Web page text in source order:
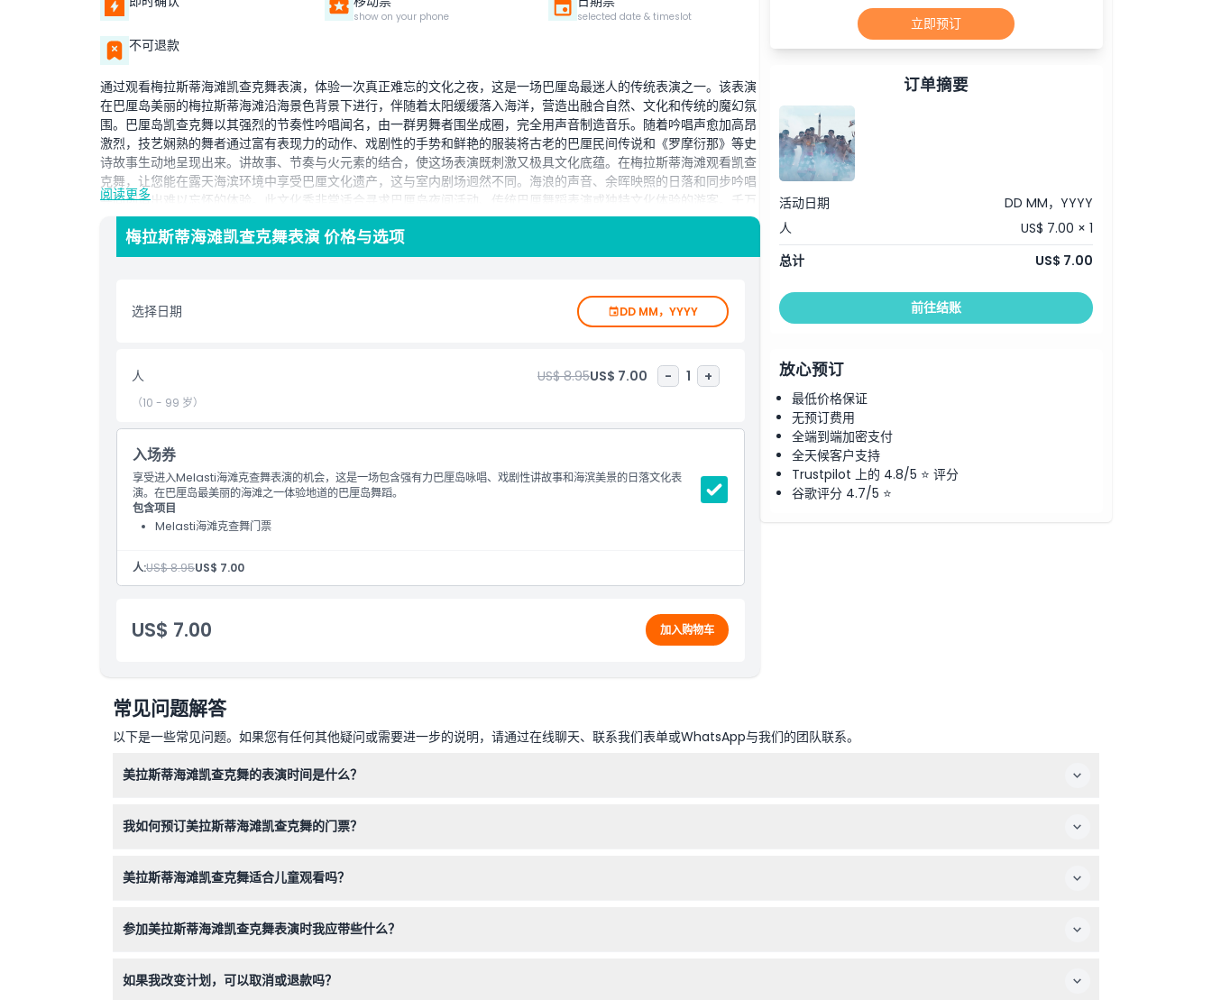
show on your phone selected date & timeslot
不可退款
通过观看梅拉斯蒂海滩凯查克舞表演，体验一次真正难忘的文化之夜，这是一场巴厘岛最迷人的传统表演之一。该表演
在巴厘岛美丽的梅拉斯蒂海滩沿海景色背景下进行，伴随着太阳缓缓落入海洋，营造出融合自然、文化和传统的魔幻氛
围。巴厘岛凯查克舞以其强烈的节奏性吟唱闻名，由一群男舞者围坐成圈，完全用声音制造音乐。随着吟唱声愈加高昂
激烈，技艺娴熟的舞者通过富有表现力的动作、戏剧性的手势和鲜艳的服装将古老的巴厘民间传说和《罗摩衍那》等史
诗故事生动地呈现出来。讲故事、节奏与火元素的结合，使这场表演既刺激又极具文化底蕴。在梅拉斯蒂海滩观看凯查
克舞，让您能在露天海滨环境中享受巴厘文化遗产，这与室内剧场迥然不同。海浪的声音、余晖映照的日落和同步吟唱
共同创造出难以忘怀的体验。此文化秀非常适合寻求巴厘岛夜间活动、传统巴厘舞蹈表演或独特文化体验的游客。千万
不要错过这一美丽展现巴厘灵魂的标志性景点。
儿童成人政策
排除项
营业时间
需要了解的事项
位置
取消政策
阅读更多
梅拉斯蒂海滩凯查克舞表演 价格与选项
选择日期 DD MM，YYYY
人 US$ 8.95US$ 7.00 - 1 +
（10 - 99 岁）
入场券
享受进入Melasti海滩克查舞表演的机会，这是一场包含强有力巴厘岛咏唱、戏剧性讲故事和海滨美景的日落文化表
演。在巴厘岛最美丽的海滩之一体验地道的巴厘岛舞蹈。
包含项目
Melasti海滩克查舞门票
人:US$ 8.95US$ 7.00
US$ 7.00 加入购物车
立即预订
订单摘要
活动日期
DD MM，YYYY
人
US$ 7.00 × 1
总计
US$ 7.00
前往结账
放心预订
最低价格保证
无预订费用
全端到端加密支付
全天候客户支持
Trustpilot 上的 4.8/5 ⭐ 评分
谷歌评分 4.7/5 ⭐
常见问题解答
以下是一些常见问题。如果您有任何其他疑问或需要进一步的说明，请通过在线聊天、联系我们表单或WhatsApp与我们的团队联系。
美拉斯蒂海滩凯查克舞的表演时间是什么？
我如何预订美拉斯蒂海滩凯查克舞的门票？
美拉斯蒂海滩凯查克舞适合儿童观看吗？
参加美拉斯蒂海滩凯查克舞表演时我应带些什么？
如果我改变计划，可以取消或退款吗？